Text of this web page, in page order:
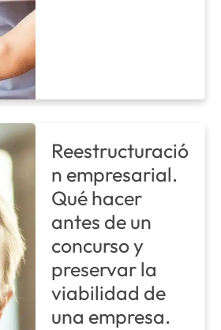
Reestructuració
n empresarial.
Qué hacer
antes de un
concurso y
preservar la
viabilidad de
una empresa.